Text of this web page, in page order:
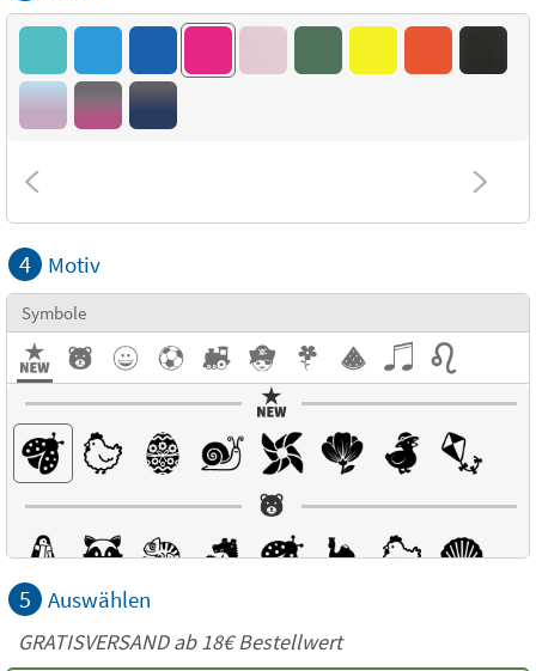
4 Motiv
Symbole
5 Auswählen
GRATISVERSAND ab18€Bestellwert